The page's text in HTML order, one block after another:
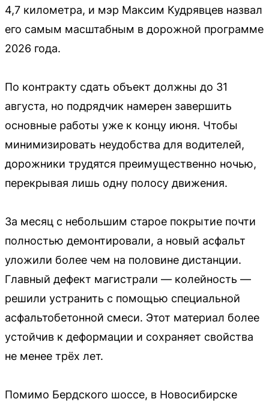
4,7 километра, и мэр Максим Кудрявцев назвал
его самым масштабным в дорожной программе
2026 года.
По контракту сдать объект должны до 31
августа, но подрядчик намерен завершить
основные работы уже к концу июня. Чтобы
минимизировать неудобства для водителей,
дорожники трудятся преимущественно ночью,
перекрывая лишь одну полосу движения.
За месяц с небольшим старое покрытие почти
полностью демонтировали, а новый асфальт
уложили более чем на половине дистанции.
Главный дефект магистрали — колейность —
решили устранить с помощью специальной
асфальтобетонной смеси. Этот материал более
устойчив к деформации и сохраняет свойства
не менее трёх лет.
Помимо Бердского шоссе, в Новосибирске